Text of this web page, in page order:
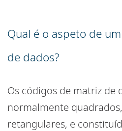
Qual é o aspeto de
de dados?
Os códigos de matriz de
normalmente
retangulares, e